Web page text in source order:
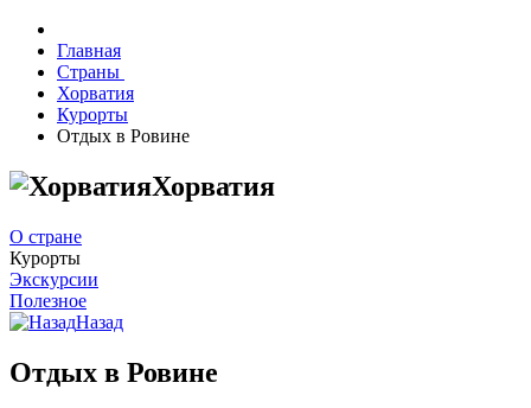
Главная
Страны
Хорватия
Курорты
Отдых в Ровине
Хорватия
О стране
Курорты
Экскурсии
Полезное
Назад
Отдых в Ровине